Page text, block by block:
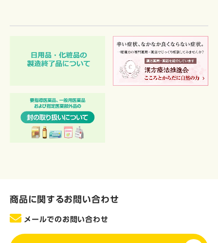
商品に関するお問い合わせ
メールでのお問い合わせ